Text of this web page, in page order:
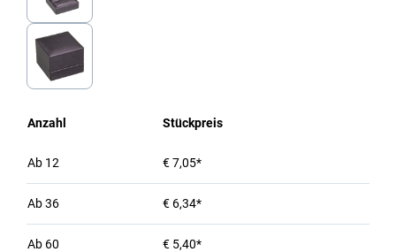
Anzahl Stückpreis
Ab 12 € 7,05*
Ab36 € 6,34*
Ab 60 € 5,40*